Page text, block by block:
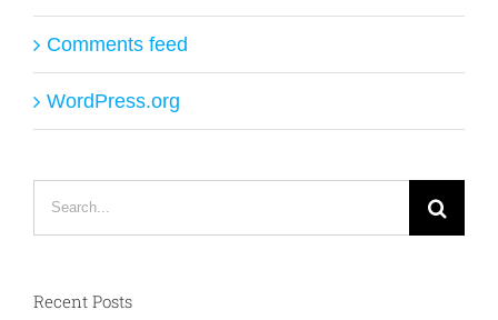
Comments feed
WordPress.org
Recent Posts